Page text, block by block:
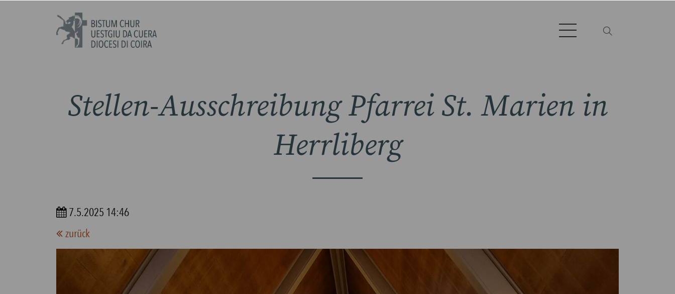
Stellen-Ausschreibung Pfarrei St. Marien in
Herrliberg
7.5.2025 14:46
zurück